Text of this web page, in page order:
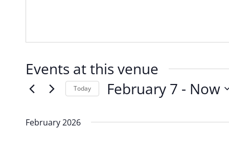
Events at this venue
Today February 7 - Now
February 2026